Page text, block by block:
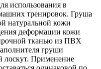
использования в
тренировок. Груша
натуральной кожи
деформации кожи
тканью из ПВХ
груши
лоскут. Применение